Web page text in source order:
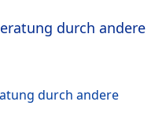
durch andere